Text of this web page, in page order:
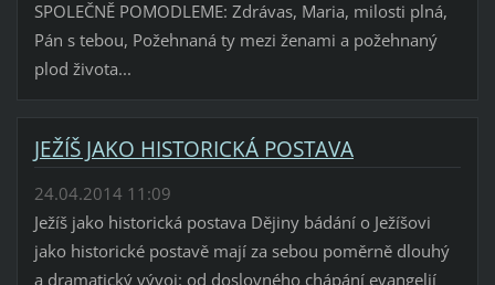
SPOLEČNĚ POMODLEME: Zdrávas, Maria, milosti plná,
Pán s tebou, Požehnaná ty mezi ženami a požehnaný
plod života...
JEŽÍŠ JAKO HISTORICKÁ POSTAVA
24.04.2014 11:09
Ježíš jako historická postava Dějiny bádání o Ježíšovi
jako historické postavě mají za sebou poměrně dlouhý
a dramatický vývoj: od doslovného chápání evangelií